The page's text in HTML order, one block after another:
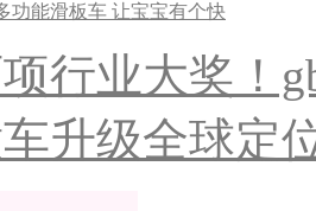
功能滑板车 让宝宝有个快
行业大奖！
升级全球定